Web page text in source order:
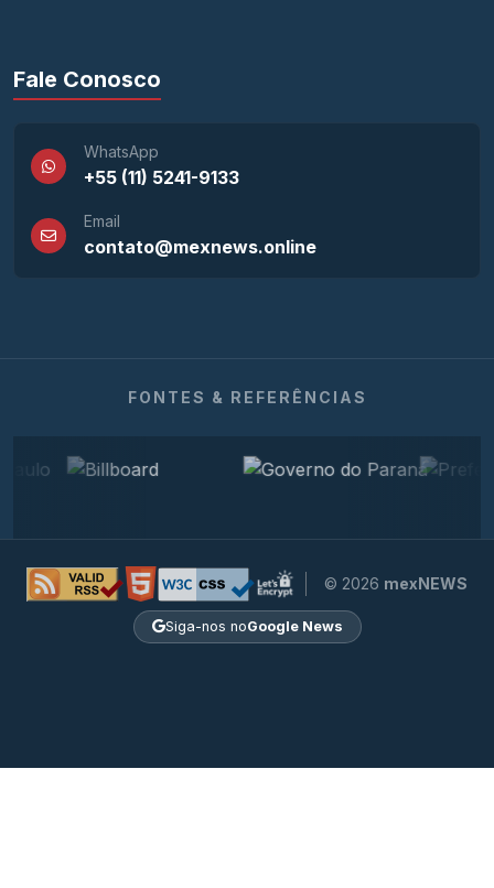
Fale Conosco
WhatsApp
+55 (11) 5241-9133
Email
contato@mexnews.online
FONTES & REFERÊNCIAS
© 2026 mexNEWS
Siga-nos noGoogle News